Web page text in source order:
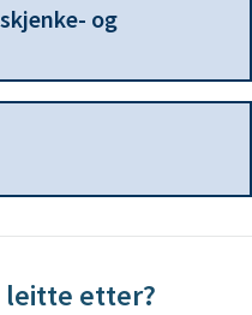
og
leitte etter?